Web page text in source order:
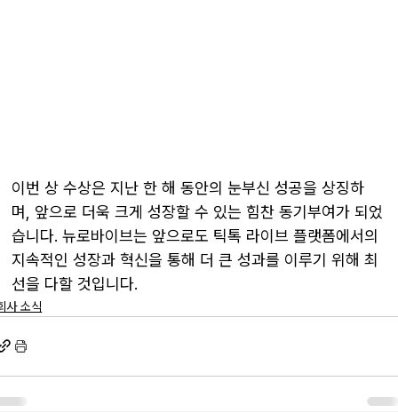
이번 상 수상은 지난 한 해 동안의 눈부신 성공을 상징하
며, 앞으로 더욱 크게 성장할 수 있는 힘찬 동기부여가 되었
습니다. 뉴로바이브는 앞으로도 틱톡 라이브 플랫폼에서의
지속적인 성장과 혁신을 통해 더 큰 성과를 이루기 위해 최
선을 다할 것입니다.
사 소식